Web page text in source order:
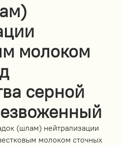
молоком
серной
(шлам) нейтрализации
молоком сточных